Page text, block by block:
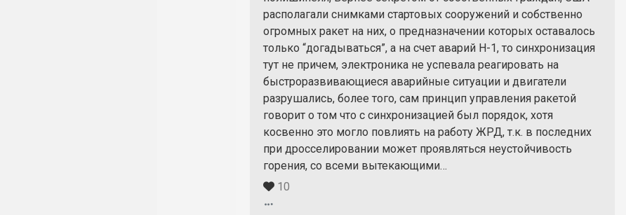
располагали снимками стартовых сооружений и собственно
огромных ракет на них, о предназначении которых оставалось
только “догадываться”, а на счет аварий Н-1, то синхронизация
тут не причем, электроника не успевала реагировать на
быстроразвивающиеся аварийные ситуации и двигатели
разрушались, более того, сам принцип управления ракетой
говорит о том что с синхронизацией был порядок, хотя
косвенно это могло повлиять на работу ЖРД, т.к. в последних
при дросселировании может проявляться неустойчивость
горения, со всеми вытекающими…
10